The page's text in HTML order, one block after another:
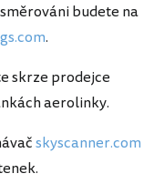
budete na
.
skrze prodejce
aerolinky.
skyscanner.com